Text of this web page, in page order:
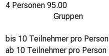
4 Personen 95.00
Gruppen
bis 10 Teilnehmer pro Person
ab 10 Teilnehmer pro Person